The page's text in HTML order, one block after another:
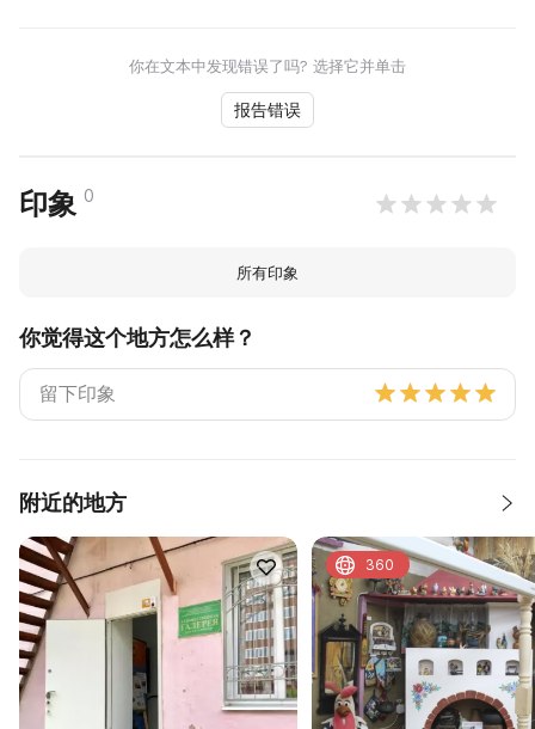
你在文本中发现错误了吗? 选择它并单击
报告错误
印象 0
所有印象
你觉得这个地方怎么样？
附近的地方
360